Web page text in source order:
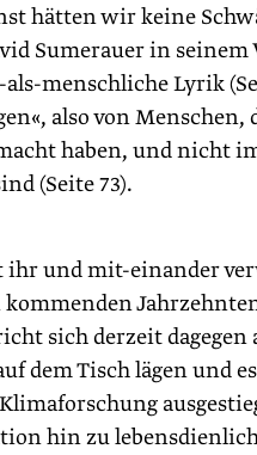
hätten wir keine
Sumerauer in seinem
menschliche Lyrik
also von
haben, und nicht
(Seite 73).
ihr und mit-einander
Jahrzehnten
sich derzeit dagegen
dem Tisch lägen und
hin zu